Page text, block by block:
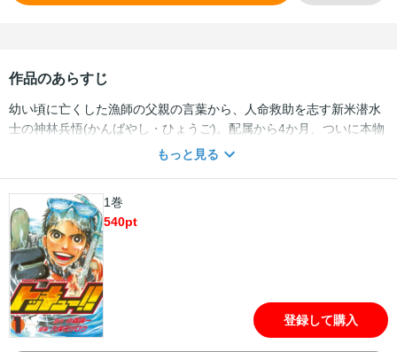
作品のあらすじ
幼い頃に亡くした漁師の父親の言葉から、人命救助を志す新米潜水
士の神林兵悟(かんばやし・ひょうご)。配属から4か月、ついに本物
の海難に遭遇する！ まっすぐ立っていられないほど荒れた海、見
もっと見る
1巻
540pt
登録して購入